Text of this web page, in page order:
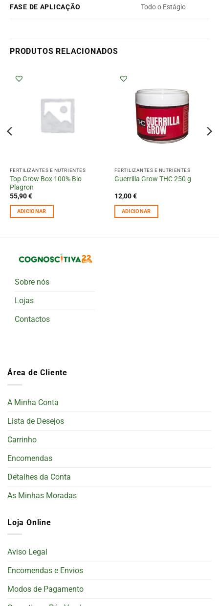
FASE DE APLICAÇÃO Todo o Estágio
PRODUTOS RELACIONADOS
FERTILIZANTES E NUTRIENTES
Top Grow Box 100% Bio
Plagron
55,90€
ADICIONAR
FERTILIZANTES E NUTRIENTES
Guerrilla Grow THC 250 g
12,00€
ADICIONAR
Sobre nós
Lojas
Contactos
Área de Cliente
A Minha Conta
Lista de Desejos
Carrinho
Encomendas
Detalhes da Conta
As Minhas Moradas
Loja Online
Aviso Legal
Encomendas e Envios
Modos de Pagamento